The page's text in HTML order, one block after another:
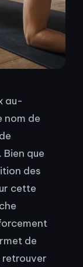
au-
nom de
que
des
cette
de
retrouver